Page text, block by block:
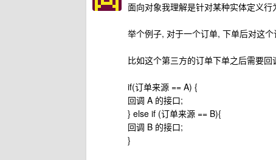
面向对象我理解是针对某种实体定义行
举个例子, 对于一个订单, 下单后对这
比如这个第三方的订单下单之后需要
if(订单来源 == A) {
回调 A 的接口;
} else if (订单来源 == B){
回调 B 的接口;
}